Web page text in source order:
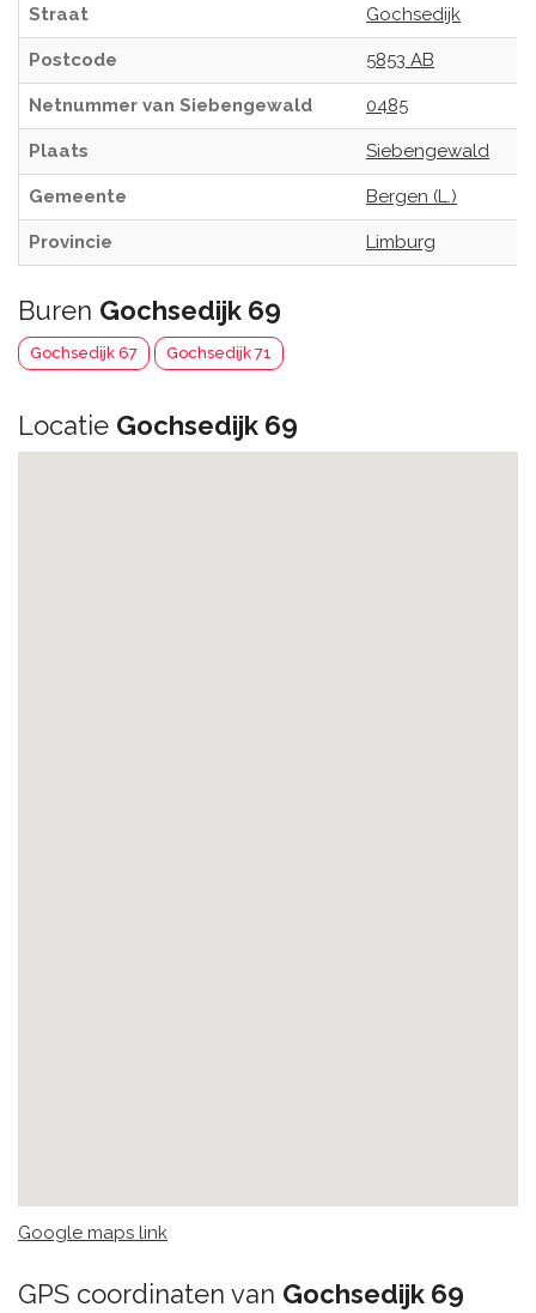
Straat Gochsedijk
Postcode 5853 AB
Netnummer van Siebengewald 0485
Plaats Siebengewald
Gemeente Bergen (L.)
Provincie Limburg
Buren Gochsedijk 69
Gochsedijk 67 Gochsedijk 71
Locatie Gochsedijk 69
Google maps link
GPS coordinaten van Gochsedijk 69